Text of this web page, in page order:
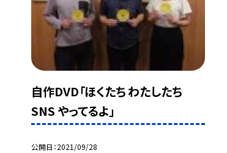
自作DVD「ほくたち わたしたち
SNS やってるよ」
公開日 2021/09/28